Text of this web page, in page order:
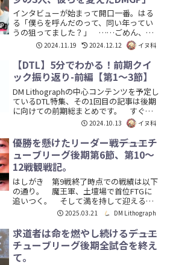
インタビューが始まって開口一番。はる
る「僕らを呼んだのって、同い年ってい
うの狙ってました？」 ……ごめん、全
然知らなかった。なんたるリサーチ不
足。 毎節ごとのDTL選手による対談イ
ンタビュー。今回はDMGPが終わったこ
ともあり、直近のDMG...
2024.11.19 2024.12.12 イヌ科
【DTL】5分でわかる！前期クイ
ック振り返り-前編【第1～3節】
DM Lithographの中心コンテンツを予定し
ているDTL特集、その1回目の記事は後期
に向けての前期総まとめです。 すぐ読
める文量の予定でしたが、それなりのボ
リュームになったので前後半に分けて書
きます。今回は前半戦となる1～3期で
す。 ...
2024.10.13 イヌ科
優勝を懸けたリーダー戦―――デュエチ
ューブリーグ後期第6節、第10～
12戦観戦記。
はしがき 第9戦終了時点での戦績は以下
の通り。 魔王軍、土壇場で首位FTGに
追いつく。 そして満を持して迎える、1
勝あたり3Ptが懸かったリーダー戦。 12
戦目が終わった時点で総合Ptが同点の場
合はさらに同点決勝が控えている―――このル
ール...
2025.03.21 DM Lithograph
求道者は命を燃やし続ける―――デュエ
チューブリーグ後期全試合を終え
て。